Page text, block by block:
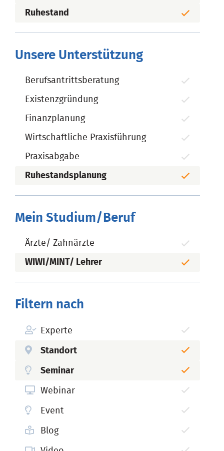
Ruhestand
Unsere Unterstützung
Berufsantrittsberatung
Existenzgründung
Finanzplanung
Wirtschaftliche Praxisführung
Praxisabgabe
Ruhestandsplanung
Mein Studium/Beruf
Ärzte/ Zahnärzte
WIWI/MINT/ Lehrer
Filtern nach
Experte
Standort
Seminar
Webinar
Event
Blog